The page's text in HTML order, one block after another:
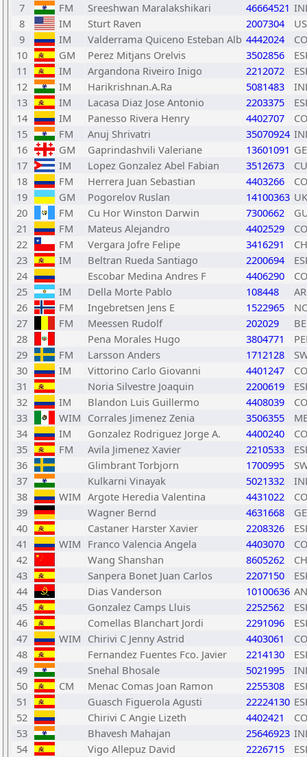
7
FM Sreeshwan Maralakshikari 46664521
8
IM Sturt Raven 2007304
9
IM Valderrama Quiceno Esteban Alb 4442024
10
GM Perez Mitjans Orelvis 3502856
11
IM Argandona Riveiro Inigo 2212072
12
IM Harikrishnan.A.Ra 5081483
13
IM Lacasa Diaz Jose Antonio 2203375
14
IM Panesso Rivera Henry 4402707
15
FM Anuj Shrivatri 35070924
16
GM Gaprindashvili Valeriane 13601091
17
IM Lopez Gonzalez Abel Fabian 3512673
18
FM Herrera Juan Sebastian 4403266
19
GM Pogorelov Ruslan 14100363
20
FM Cu Hor Winston Darwin 7300662
21
FM Mateus Alejandro 4402529
22
FM Vergara Jofre Felipe 3416291
23
IM Beltran Rueda Santiago 2200694
24
Escobar Medina Andres F 4406290
25
IM Della Morte Pablo 108448
26
FM Ingebretsen Jens E 1522965
27
FM Meessen Rudolf 202029
28
Pena Morales Hugo 3804771
29
FM Larsson Anders 1712128
30
IM Vittorino Carlo Giovanni 4401247
31
Noria Silvestre Joaquin 2200619
32
IM Blandon Luis Guillermo 4408039
33
WIM Corrales Jimenez Zenia 3506355
34
IM Gonzalez Rodriguez Jorge A. 4400240
35
FM Avila Jimenez Xavier 2210533
36
Glimbrant Torbjorn 1700995
37
Kulkarni Vinayak 5021332
38
WIM Argote Heredia Valentina 4431022
39
Wagner Bernd 4631668
40
Castaner Harster Xavier 2208326
41
WIM Franco Valencia Angela 4403070
42
Wang Shanshan 8605262
43
Sanpera Bonet Juan Carlos 2207150
44
Dias Vanderson 10100636
45
Gonzalez Camps Lluis 2252562
46
Comellas Blanchart Jordi 2291096
47
WIM Chirivi C Jenny Astrid 4403061
48
Fernandez Fuentes Fco. Javier 2214130
49
Snehal Bhosale 5021995
50
CM Menac Comas Joan Ramon 2255308
51
Guasch Figuerola Agusti 22224130
52
Chirivi C Angie Lizeth 4402421
53
Bhavesh Mahajan 25646923
54
Vigo Allepuz David 2226715